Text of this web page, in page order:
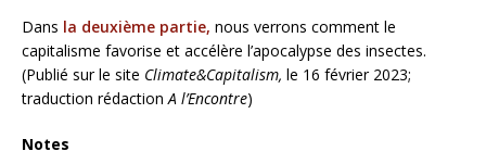
Dans la deuxième partie, nous verrons comment le
capitalisme favorise et accélère l’apocalypse des insectes.
(Publié sur le site Climate&Capitalism, le 16 février 2023;
traduction rédactionA l’Encontre)
Notes